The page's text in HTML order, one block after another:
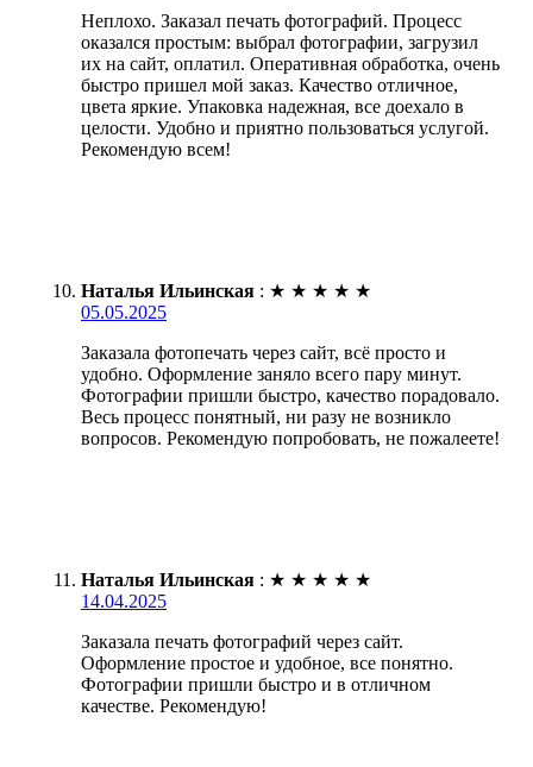
Неплохо. Заказал печать фотографий. Процесс
оказался простым: выбрал фотографии, загрузил
их на сайт, оплатил. Оперативная обработка, очень
быстро пришел мой заказ. Качество отличное,
цвета яркие. Упаковка надежная, все доехало в
целости. Удобно и приятно пользоваться услугой.
Рекомендую всем!
Наталья Ильинская : ★ ★ ★ ★ ★
05.05.2025
Заказала фотопечать через сайт, всё просто и
удобно. Оформление заняло всего пару минут.
Фотографии пришли быстро, качество порадовало.
Весь процесс понятный, ни разу не возникло
вопросов. Рекомендую попробовать, не пожалеете!
Наталья Ильинская : ★ ★ ★ ★ ★
14.04.2025
Заказала печать фотографий через сайт.
Оформление простое и удобное, все понятно.
Фотографии пришли быстро и в отличном
качестве. Рекомендую!